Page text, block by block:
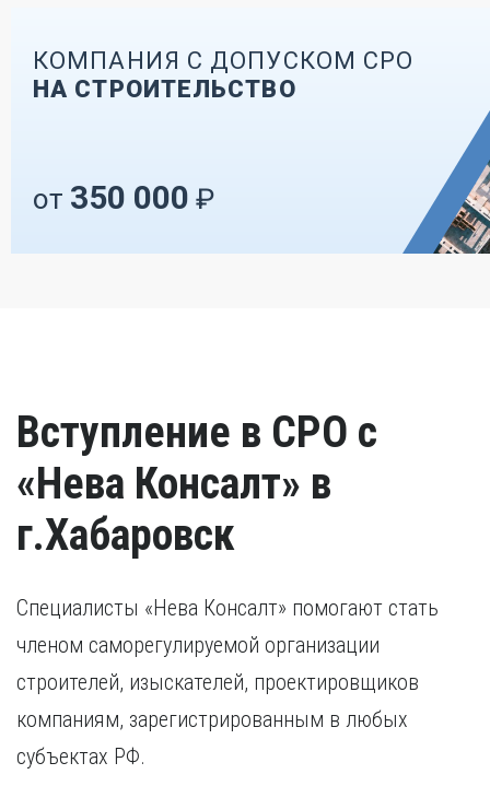
КОМПАНИЯ С ДОПУСКОМ СРО
НА СТРОИТЕЛЬСТВО
от 350 000 ₽
Вступление в СРО с
«Нева Консалт» в
г.Хабаровск
Специалисты «Нева Консалт» помогают стать
членом саморегулируемой организации
строителей, изыскателей, проектировщиков
компаниям, зарегистрированным в любых
субъектах РФ.